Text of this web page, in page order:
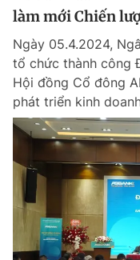
Chuyên mục khác
Chào ngày mới
Tin thị trường
Video
Đổi mật khẩu
Tin đã lưu
Tin đã xem
Đăng xuất
làm mới Chiến
Ngày 05.4.2024,
tổ chức thành công
Hội đồng Cổ đông
phát triển kinh